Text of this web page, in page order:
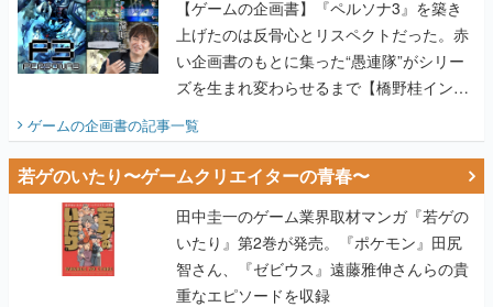
【ゲームの企画書】『ペルソナ3』を築き
上げたのは反骨心とリスペクトだった。赤
い企画書のもとに集った“愚連隊”がシリー
ズを生まれ変わらせるまで【橋野桂インタ
ゲームの企画書の記事一覧
若ゲのいたり〜ゲームクリエイターの青春〜
田中圭一のゲーム業界取材マンガ『若ゲの
いたり』第2巻が発売。『ポケモン』田尻
智さん、『ゼビウス』遠藤雅伸さんらの貴
重なエピソードを収録